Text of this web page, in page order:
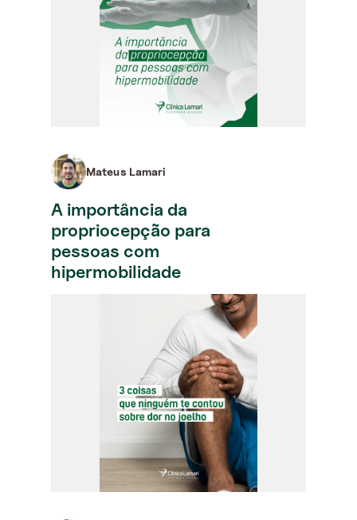
Mateus Lamari
A importância da
propriocepção para
pessoas com
hipermobilidade